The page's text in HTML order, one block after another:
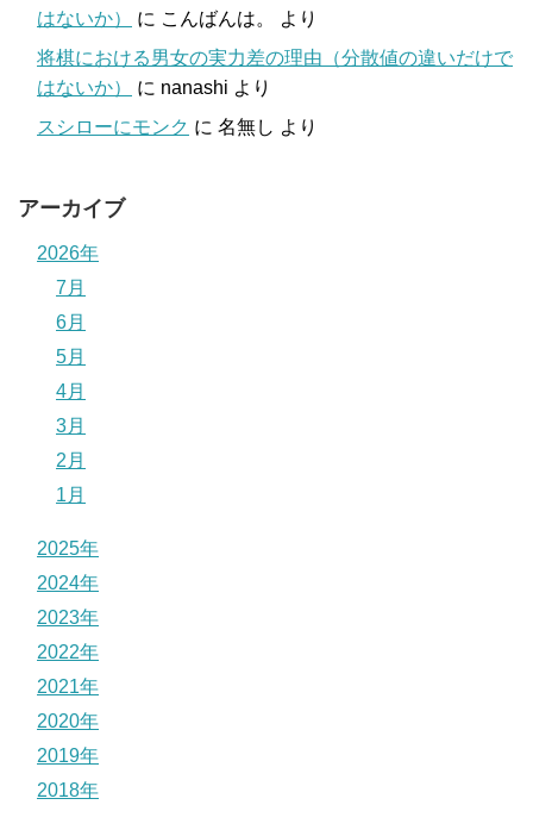
はないか）
に こんばんは。
より
将棋における男女の実力差の理由（分散値の違いだけで
はないか）
に nanashi より
スシローにモンク に 名無し より
アーカイブ
2026年
7月
6月
5月
4月
3月
2月
1月
2025年
2024年
2023年
2022年
2021年
2020年
2019年
2018年